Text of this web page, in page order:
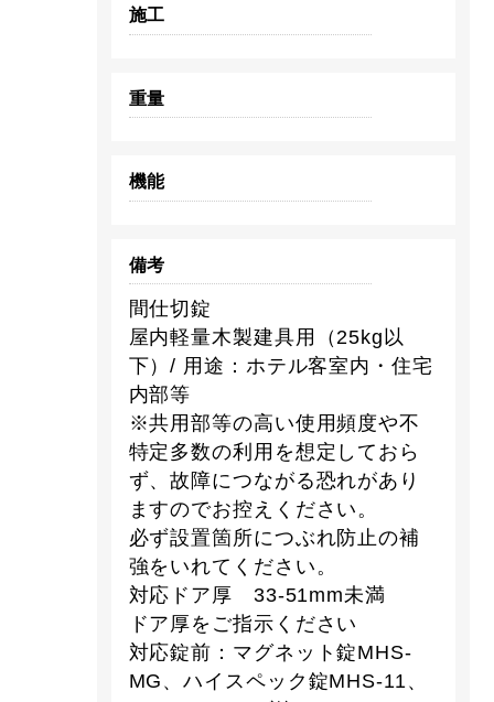
施工
重量
機能
備考
間仕切錠
屋内軽量木製建具用（25kg以
下）/ 用途：ホテル客室内・住宅
内部等
※共用部等の高い使用頻度や不
特定多数の利用を想定しておら
ず、故障につながる恐れがあり
ますのでお控えください。
必ず設置箇所につぶれ防止の補
強をいれてください。
対応ドア厚 33-51mm未満
ドア厚をご指示ください
対応錠前：マグネット錠MHS-
MG、ハイスペック錠MHS-11、